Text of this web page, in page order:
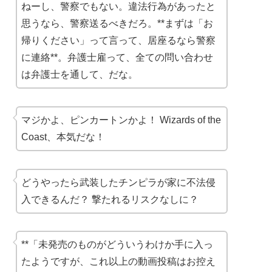
ねーし、警察でもない。違法行為があったと
思うなら、警察送るべきだろ。**まずは「お
帰りください」って言って、居座るなら警察
に連絡**。弁護士雇って、全ての問い合わせ
は弁護士を通して、だな。
マジかよ、ピンカートンかよ！ Wizards of the
Coast、本気だな！
どうやったら武装したチンピラが家に不法侵
入できるんだ？ 撃たれるリスクなしに？
**「未発売のものがどういうわけか手に入っ
たようですが、これ以上の動画投稿はお控え